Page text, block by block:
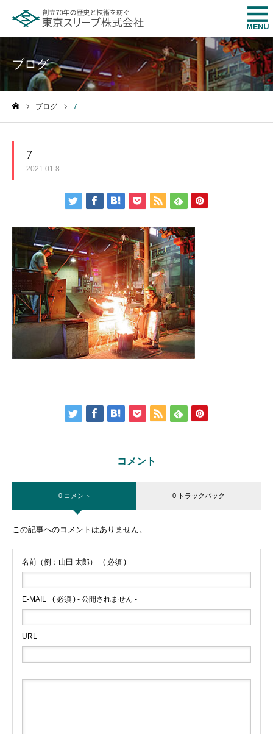
ブログ
ブログ 7
7
2021.01.8
コメント
0 コメント 0 トラックバック
この記事へのコメントはありません。
名前（例：山田 太郎） ( 必須 )
E-MAIL ( 必須 ) - 公開されません -
URL